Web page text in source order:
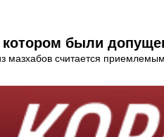
котором были
считается